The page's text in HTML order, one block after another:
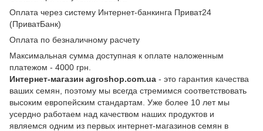
Оплата через систему Интернет-банкинга Приват24
(ПриватБанк)
Оплата по безналичному расчету
Максимальная сумма доступная к оплате наложенным
платежом - 4000 грн.
Интернет-магазин agroshop.com.ua - это гарантия качества
ваших семян, поэтому мы всегда стремимся соответствовать
высоким европейским стандартам. Уже более 10 лет мы
усердно работаем над качеством наших продуктов и
являемся одним из первых интернет-магазинов семян в